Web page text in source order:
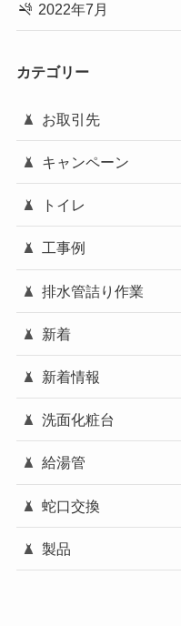
2022年7月
カテゴリー
お取引先
キャンペーン
トイレ
工事例
排水管詰り作業
新着
新着情報
洗面化粧台
給湯管
蛇口交換
製品